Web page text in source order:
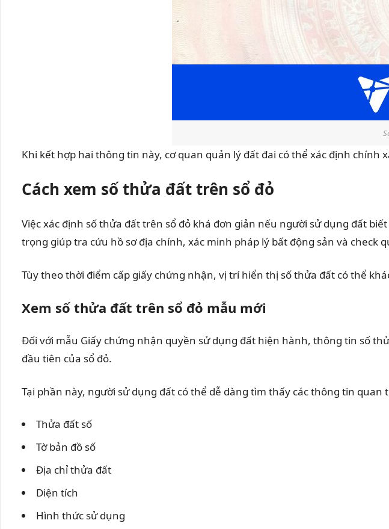
Khi kết hợp hai thông tin này, cơ quan quản lý đất đai có thể xác định
Cách xem số thửa đất trên sổ đỏ
Việc xác định số thửa đất trên sổ đỏ khá đơn giản nếu người sử dụng đất
trọng giúp tra cứu hồ sơ địa chính, xác minh pháp lý bất động sản và check
Tùy theo thời điểm cấp giấy chứng nhận, vị trí hiển thị số thửa đất có thể
Xem số thửa đất trên sổ đỏ mẫu mới
Đối với mẫu Giấy chứng nhận quyền sử dụng đất hiện hành, thông tin số
đầu tiên của sổ đỏ.
Tại phần này, người sử dụng đất có thể dễ dàng tìm thấy các thông tin quan
Thửa đất số
Tờ bản đồ số
Địa chỉ thửa đất
Diện tích
Hình thức sử dụng